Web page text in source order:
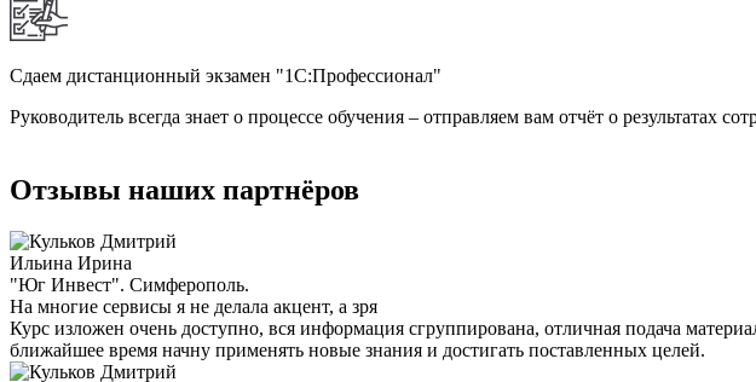
Сдаем дистанционный экзамен "1С:Профессионал"
Руководитель всегда знает о процессе обучения – отправляем вам отчёт о результатах
Отзывы наших партнёров
Ильина Ирина
"Юг Инвест". Симферополь.
На многие сервисы я не делала акцент, а зря
Курс изложен очень доступно, вся информация сгруппирована, отличная подача
ближайшее время начну применять новые знания и достигать поставленных целей.